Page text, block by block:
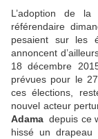
L’adoption de
référendaire
pesaient sur les
annoncent
18 décembre
prévues pour le
ces élections,
nouvel acteur
Adama depuis ce
hissé un